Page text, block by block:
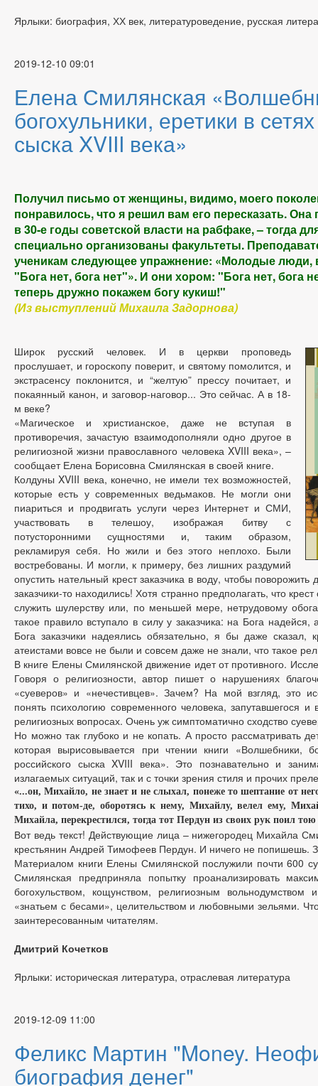
Ярлыки: биография, ХХ век, литературоведение, русская
2019-12-10 09:01
Елена Смилянская
богохульники, еретики в
сыска XVIII века»
Получил письмо от женщины, видимо, моего
понравилось, что я решил вам его пересказать. Она
в 30-е годы советской власти на рабфаке, – тогда
специально организованы факультеты.
ученикам следующее упражнение: «Молодые люди,
"Бога нет, бога нет"». И они хором: "Бога нет, бога
теперь дружно покажем богу кукиш!"
(Из выступлений Михаила Задорнова)
Широк русский человек. И в церкви проповедь
прослушает, и гороскопу поверит, и святому помолится, и
экстрасенсу поклонится, и “желтую” прессу почитает, и
покаянный канон, и заговор-наговор... Это сейчас. А в 18-
м веке?
«Магическое и христианское, даже не вступая в
противоречия, зачастую взаимодополняли одно другое в
религиозной жизни православного человека XVIII века», –
сообщает Елена Борисовна Смилянская в своей книге.
Колдуны XVIII века, конечно, не имели тех возможностей,
которые есть у современных ведьмаков. Не могли они
пиариться и продвигать услуги через Интернет и СМИ,
участвовать в телешоу, изображая битву с
потусторонними сущностями и, таким образом,
рекламируя себя. Но жили и без этого неплохо. Были
востребованы. И могли, к примеру, без лишних раздумий
опустить нательный крест заказчика в воду, чтобы
заказчики-то находились! Хотя странно предполагать, что
служить шулерству или, по меньшей мере, нетрудовому
такое правило вступало в силу у заказчика: на Бога
Бога заказчики надеялись обязательно, я бы даже сказал,
атеистами вовсе не были и совсем даже не знали, что такое
В книге Елены Смилянской движение идет от противного.
Говоря о религиозности, автор пишет о нарушениях
«суеверов» и «нечестивцев». Зачем? На мой взгляд, это
понять психологию современного человека, запутавшегося
религиозных вопросах. Очень уж симптоматично сходство
Но можно так глубоко и не копать. А просто рассматривать
которая вырисовывается при чтении книги «Волшебники,
российского сыска XVIII века». Это познавательно и
излагаемых ситуаций, так и с точки зрения стиля и прочих
«...он, Михайло, не знает и не слыхал, понеже то шептание от
тихо, и потом-де, оборотясь к нему, Михайлу, велел ему,
Михайла, перекрестился, тогда тот Пердун из своих рук поил
Вот ведь текст! Действующие лица – нижегородец Михайла
крестьянин Андрей Тимофеев Пердун. И ничего не попишешь.
Материалом книги Елены Смилянской послужили почти 600
Смилянская предприняла попытку проанализировать
богохульством, кощунством, религиозным вольнодумством
«знатьем с бесами», целительством и любовными зельями.
заинтересованным читателям.
Дмитрий Кочетков
Ярлыки: историческая литература, отраслевая литература
2019-12-09 11:00
Феликс Мартин "Money.
биография денег"